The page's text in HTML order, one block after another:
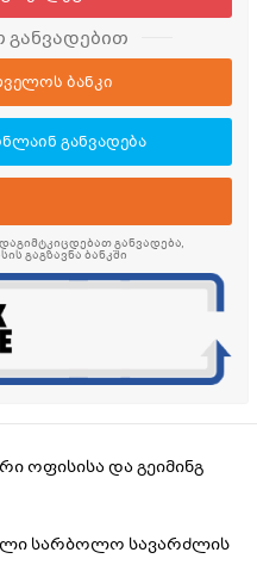
განვადებით
ბანკი
განვადება
განვადება,
გაგზავნა ბანკში
ოფისისა და გეიმინგ
სარბოლო სავარძლის